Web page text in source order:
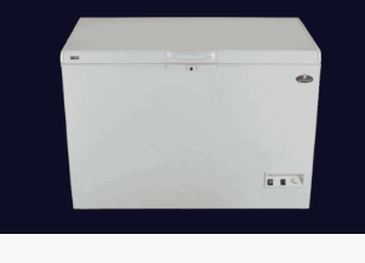
كريازي
افقي
دليل
شامل
لاختيارك
الأمثل